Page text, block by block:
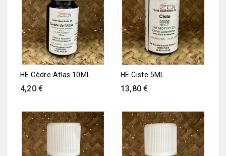
HE Cèdre Atlas 10ML
Prix
4,20 €
HE Ciste 5ML
Prix
13,80 €